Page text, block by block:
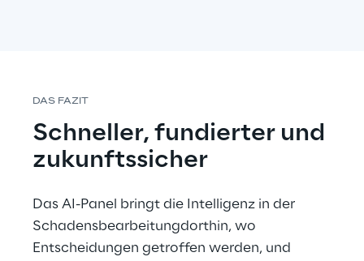
DAS FAZIT
Schneller, fundierter und
zukunftssicher
Das AI-Panel bringt die Intelligenz in der
Schadensbearbeitungdorthin, wo
Entscheidungen getroffen werden, und